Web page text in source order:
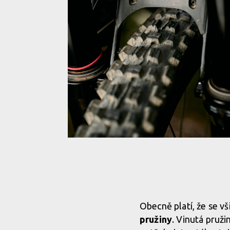
neskutečnou linearitu a citlivostObecně platí, že se
pružiny. Vinutá